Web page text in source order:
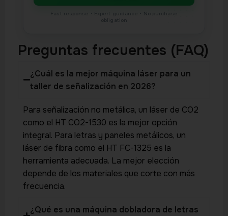
Preguntas frecuentes (FAQ)
¿Cuál es la mejor máquina láser para un
taller de señalización en 2026?
Para señalización no metálica, un láser de CO2
como el HT CO2-1530 es la mejor opción
integral. Para letras y paneles metálicos, un
láser de fibra como el HT FC-1325 es la
herramienta adecuada. La mejor elección
depende de los materiales que corte con más
frecuencia.
¿Qué es una máquina dobladora de letras